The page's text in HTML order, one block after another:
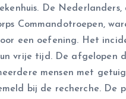
De Nederlanders,
Commandotroepen,
een oefening. Het
vrije tijd. De afgelopen
mensen met
bij de recherche. De